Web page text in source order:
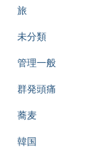
旅
未分類
管理一般
群発頭痛
蕎麦
韓国